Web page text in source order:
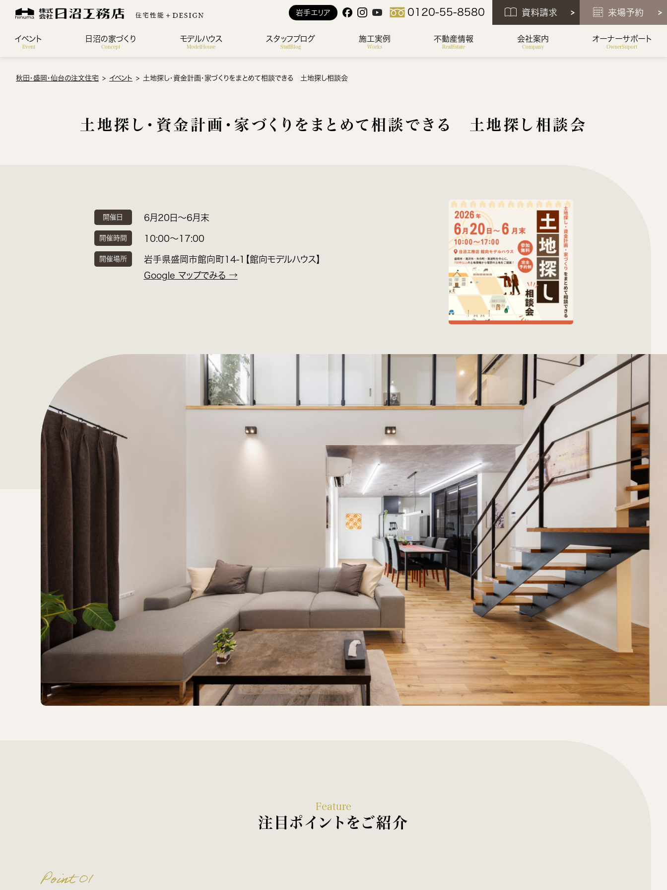
岩手エリア 0120-55-8580 資料請求 来場予約
イベント
Event
日沼の家づくり
Concept
モデルハウス
ModelHouse
スタッフブログ
StaffBlog
施工実例
Works
不動産情報
RealEstate
会社案内
Company
オーナーサポート
OwnerSuport
秋田・盛岡・仙台の注文住宅 イベント 土地探し・資金計画・家づくりをまとめて相談できる 土地探し相談会
土地探し・資金計画・家づくりをまとめて相談できる 土地探し相談会
開催日 6月20日〜6月末
開催時間 10:00〜17:00
開催場所
岩手県盛岡市館向町14-1【館向モデルハウス】
Google マップでみる →
Feature
注目ポイントをご紹介
Point 01